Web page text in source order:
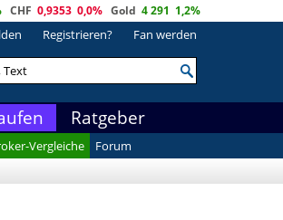
CHF 0,9353 0,0% Gold 4 291 1,2%
Registrieren? Fan werden
Ratgeber
Vergleiche
Forum